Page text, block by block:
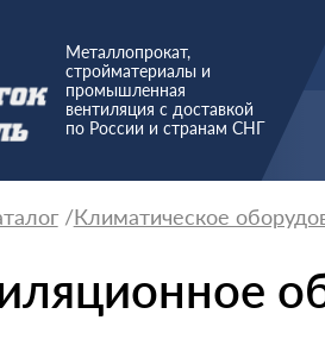
Металлопрокат,
стройматериалы и
промышленная
вентиляция с доставкой
по России и странам СНГ
Климатическое